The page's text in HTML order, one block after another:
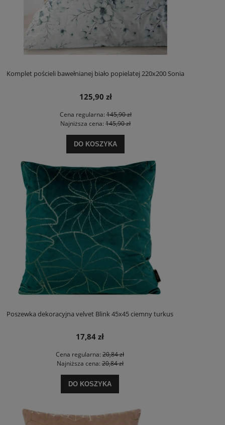
Komplet pościeli bawełnianej biało popielatej 220x200 Sonia
125,90 zł
Cena regularna:145,90 zł
Najniższa cena: 145,90 zł
DO KOSZYKA
Poszewka dekoracyjna velvet Blink 45x45 ciemny turkus
17,84 zł
Cena regularna: 20,84 zł
Najniższa cena:20,84 zł
DO KOSZYKA